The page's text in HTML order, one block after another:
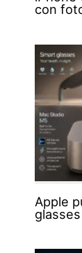
con
Apple